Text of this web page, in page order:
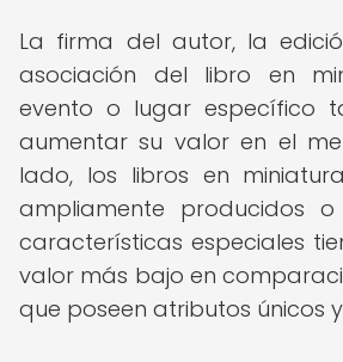
La firma del autor, la
asociación del libro en
evento o lugar específico
aumentar su valor en el
lado, los libros en
ampliamente producidos
características especiales
valor más bajo en
que poseen atributos únicos